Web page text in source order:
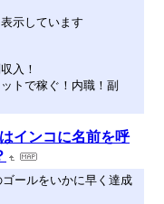
示しています
入！
トで稼ぐ！内職！副
インコに名前を呼
ールをいかに早く達成